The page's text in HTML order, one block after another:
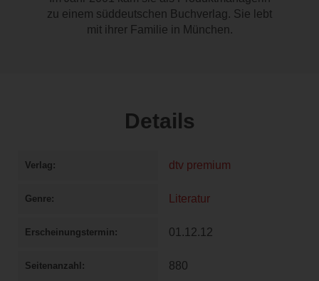
zu einem süddeutschen Buchverlag. Sie lebt
mit ihrer Familie in München.
Details
Verlag dtv premium
Genre Literatur
Erscheinungstermin 01.12.12
Seitenanzahl 880